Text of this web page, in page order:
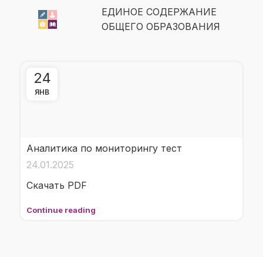
ЕДИНОЕ СОДЕРЖАНИЕ
ОБЩЕГО ОБРАЗОВАНИЯ
24
ЯНВ
Аналитика по мониторингу тест
24.01.2025
Скачать PDF
Continue reading